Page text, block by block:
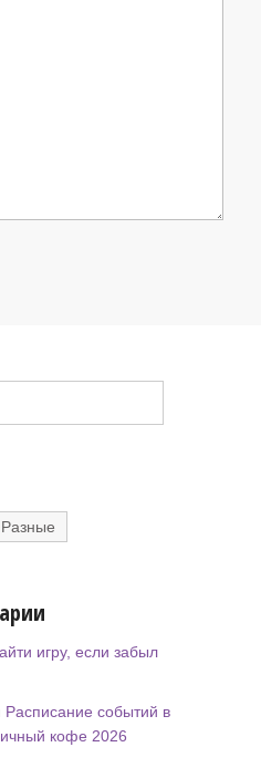
Разные
игру, если забыл
Расписание событий в
кофе 2026